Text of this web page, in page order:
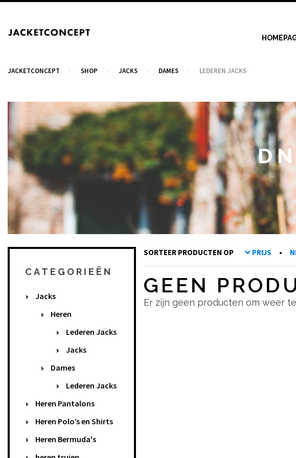
JACKETCONCEPT SHOP JACKS DAMES LEDEREN JACKS
WINKELWAGEN
U heeft geen items in het winkelmandje.
CATEGORIEËN
Jacks
Heren
Lederen Jacks
Jacks
Dames
Lederen Jacks
Heren Pantalons
Heren Polo’s en Shirts
Heren Bermuda's
SORTEER PRODUCTEN OP PRIJS •
GEEN
Er zijn geen producten om weer